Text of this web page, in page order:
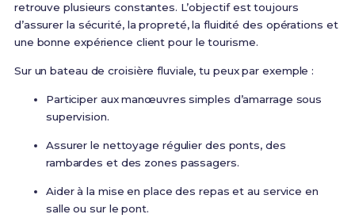
retrouve plusieurs constantes. L’objectif est toujours
d’assurer la sécurité, la propreté, la fluidité des opérations et
une bonne expérience client pour le tourisme.
Sur un bateau de croisière fluviale, tu peux par exemple :
Participer aux manœuvres simples d’amarrage sous
supervision.
Assurer le nettoyage régulier des ponts, des
rambardes et des zones passagers.
Aider à la mise en place des repas et au service en
salle ou sur le pont.